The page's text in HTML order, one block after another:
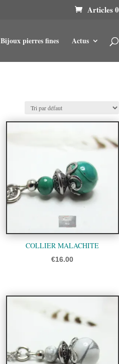
Articles 0
Bijoux pierres fines Actus
COLLIER MALACHITE
€16.00